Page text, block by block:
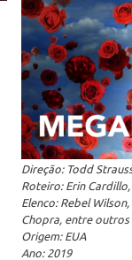
Direção: Todd
Roteiro: Erin
Elenco: Rebel
Chopra, entre outros
Origem: EUA
Ano: 2019